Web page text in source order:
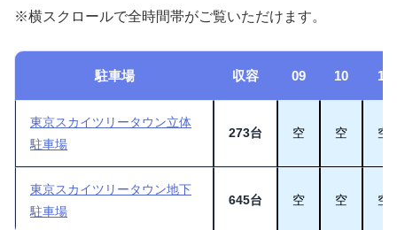
※横スクロールで全時間帯がご覧いただけます。
駐車場 収容 09 10 11
東京スカイツリータウン立体
駐車場
273台 空 空 空
東京スカイツリータウン地下
駐車場
645台 空 空 空